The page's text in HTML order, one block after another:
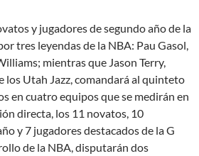
y jugadores de segundo año de la
tres leyendas de la NBA: Pau Gasol,
mientras que Jason Terry,
los Utah Jazz, comandará al quinteto
en cuatro equipos que se medirán en
directa, los 11 novatos, 10
y 7 jugadores destacados de la G
de la NBA, disputarán dos